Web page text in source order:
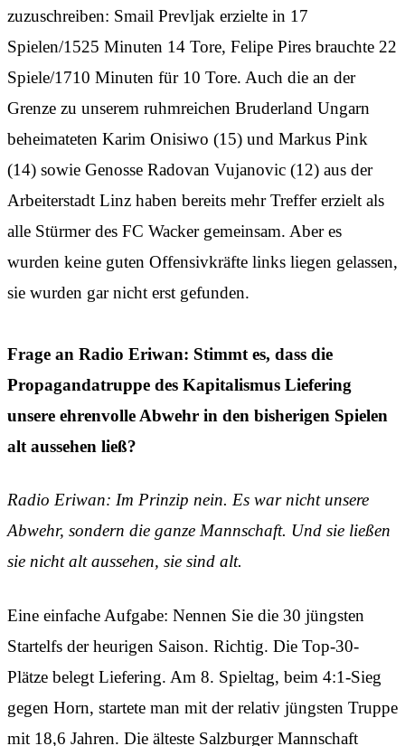
zuzuschreiben: Smail Prevljak erzielte in 17
Spielen/1525 Minuten 14 Tore, Felipe Pires brauchte 22
Spiele/1710 Minuten für 10 Tore. Auch die an der
Grenze zu unserem ruhmreichen Bruderland Ungarn
beheimateten Karim Onisiwo (15) und Markus Pink
(14) sowie Genosse Radovan Vujanovic (12) aus der
Arbeiterstadt Linz haben bereits mehr Treffer erzielt als
alle Stürmer des FC Wacker gemeinsam. Aber es
wurden keine guten Offensivkräfte links liegen gelassen,
sie wurden gar nicht erst gefunden.
Frage an Radio Eriwan: Stimmt es, dass die
Propagandatruppe des Kapitalismus Liefering
unsere ehrenvolle Abwehr in den bisherigen Spielen
alt aussehen ließ?
Radio Eriwan: Im Prinzip nein. Es war nicht unsere
Abwehr, sondern die ganze Mannschaft. Und sie ließen
sie nicht alt aussehen, sie sind alt.
Eine einfache Aufgabe: Nennen Sie die 30 jüngsten
Startelfs der heurigen Saison. Richtig. Die Top-30-
Plätze belegt Liefering. Am 8. Spieltag, beim 4:1-Sieg
gegen Horn, startete man mit der relativ jüngsten Truppe
mit 18,6 Jahren. Die älteste Salzburger Mannschaft